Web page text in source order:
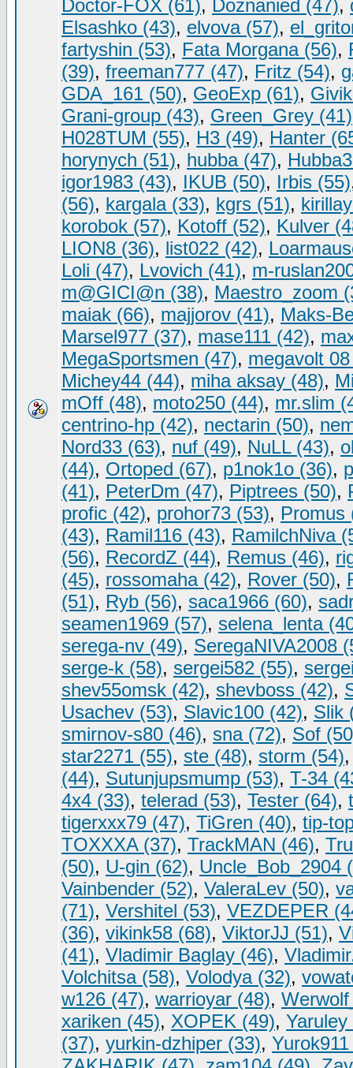
Doctor-FOX (61), Doznanied (47),
Elsashko (43), elvova (57),
fartyshin (53), Fata Morgana (56),
(39), freeman777 (47), Fritz (54),
GDA_161 (50), GeoExp (61),
Grani-group (43), Green_Grey (41)
H028TUM (55), H3 (49), Hanter
horynych (51), hubba (47),
igor1983 (43), IKUB (50), Irbis (55)
(56), kargala (33), kgrs (51),
korobok (57), Kotoff (52), Kulver
LION8 (36), list022 (42),
Loli (47), Lvovich (41), m-
m@GICI@n (38), Maestro_zoom
maiak (66), majjorov (41), Maks-
Marsel977 (37), mase111 (42),
MegaSportsmen (47), megavolt
Michey44 (44), miha aksay (48),
mOff (48), moto250 (44), mr.slim
centrino-hp (42), nectarin (50),
Nord33 (63), nuf (49), NuLL (43),
(44), Ortoped (67), p1nok1o (36),
(41), PeterDm (47), Piptrees (50),
profic (42), prohor73 (53), Promus
(43), Ramil116 (43), RamilchNiva
(56), RecordZ (44), Remus (46),
(45), rossomaha (42), Rover (50),
(51), Ryb (56), saca1966 (60),
seamen1969 (57), selena_lenta
serega-nv (49), SeregaNIVA2008
serge-k (58), sergei582 (55),
shev55omsk (42), shevboss (42),
Usachev (53), Slavic100 (42), Slik
smirnov-s80 (46), sna (72), Sof
star2271 (55), ste (48), storm (54)
(44), Sutunjupsmump (53), T-34
4x4 (33), telerad (53), Tester (64),
tigerxxx79 (47), TiGren (40), tip-
TOXXXA (37), TrackMAN (46),
(50), U-gin (62), Uncle_Bob_2904
Vainbender (52), ValeraLev (50),
(71), Vershitel (53), VEZDEPER
(36), vikink58 (68), ViktorJJ (51),
(41), Vladimir Baglay (46),
Volchitsa (58), Volodya (32),
w126 (47), warrioyar (48),
xariken (45), XOPEK (49), Yaruley
(37), yurkin-dzhiper (33),